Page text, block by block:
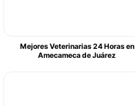
Mejores Veterinarias 24 Horas en
Amecameca de Juárez